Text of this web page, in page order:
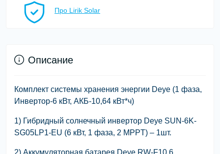
Про Lirik Solar
Описание
Комплект системы хранения энергии Deye (1 фаза,
Инвертор-6 кВт, АКБ-10,64 кВт*ч)
1) Гибридный солнечный инвертор Deye SUN-6K-
SG05LP1-EU (6 кВт, 1 фаза, 2 MPPT) – 1шт.
2) Аккумуляторная батарея Deye RW-F10.6